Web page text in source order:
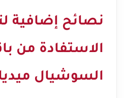
نصائح إضافية
الاستفادة من
السوشيال